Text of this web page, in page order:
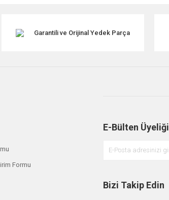
Garantili ve Orijinal Yedek Parça
Formu
E-Bülten Üyeliği
Bizi Takip Edin